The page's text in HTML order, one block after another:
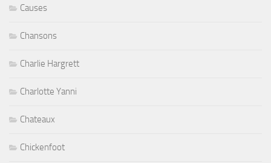
Causes
Chansons
Charlie Hargrett
Charlotte Yanni
Chateaux
Chickenfoot